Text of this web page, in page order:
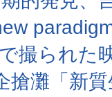
で撮られ